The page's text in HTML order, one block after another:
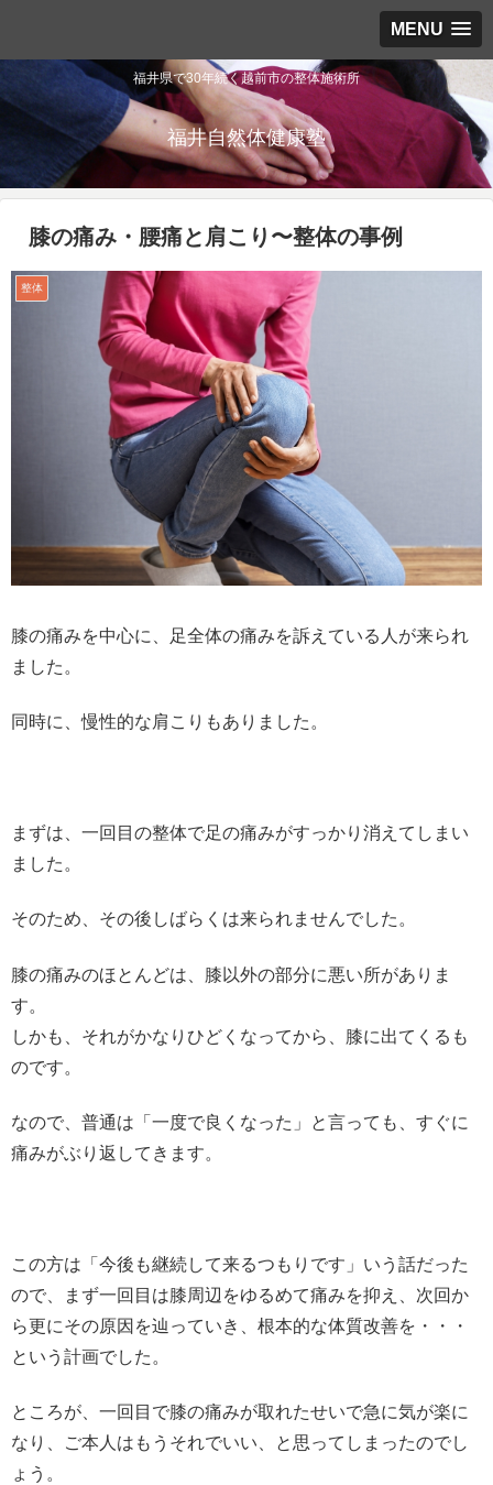
MENU
福井県で30年続く越前市の整体施術所
福井自然体健康塾
膝の痛み・腰痛と肩こり〜整体の事例
整体
膝の痛みを中心に、足全体の痛みを訴えている人が来られ
ました。
同時に、慢性的な肩こりもありました。
まずは、一回目の整体で足の痛みがすっかり消えてしまい
ました。
そのため、その後しばらくは来られませんでした。
膝の痛みのほとんどは、膝以外の部分に悪い所がありま
す。
しかも、それがかなりひどくなってから、膝に出てくるも
のです。
なので、普通は「一度で良くなった」と言っても、すぐに
痛みがぶり返してきます。
この方は「今後も継続して来るつもりです」いう話だった
ので、まず一回目は膝周辺をゆるめて痛みを抑え、次回か
ら更にその原因を辿っていき、根本的な体質改善を・・・
という計画でした。
ところが、一回目で膝の痛みが取れたせいで急に気が楽に
なり、ご本人はもうそれでいい、と思ってしまったのでし
ょう。